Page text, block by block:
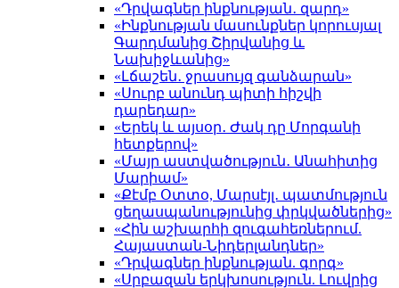
«Դրվագներ ինքնության․ զարդ»
«Ինքնության մասունքներ կորուսյալ
Գարդմանից Շիրվանից և
Նախիջևանից»
«Լճաշեն․ ջրասույզ գանձարան»
«Սուրբ անունդ պիտի հիշվի
դարեդար»
«Երեկ և այսօր․ Ժակ դը Մորգանի
հետքերով»
«Մայր աստվածություն․ Անահիտից
Մարիամ»
«Քէմբ Օտտօ, Մարսէյլ․ պատմություն
ցեղասպանությունից փրկվածներից»
«Հին աշխարհի զուգահեռներում.
Հայաստան-Նիդերլանդներ»
«Դրվագներ ինքնության. գորգ»
«Սրբազան երկխոսություն. Լուվրից